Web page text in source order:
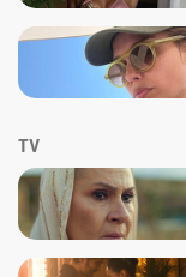
TV